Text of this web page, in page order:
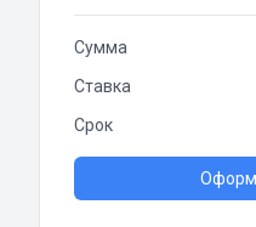
Сумма
Ставка
Срок